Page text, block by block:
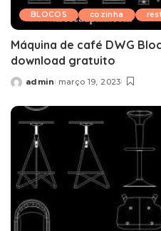
BLOCOS cozinha
Máquina de café DWG
download gratuito
Posted
admin março 19, 2023